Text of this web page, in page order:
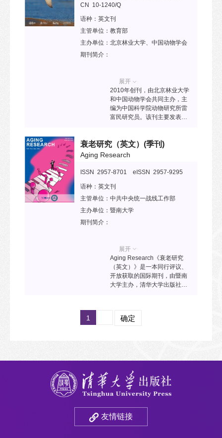
生提供前沿信息和学术资源。
作为一本多学科交叉的国际期
刊，AUDT 发表创新性和原创
性研究，涵盖超声、X射线、计
算机断层扫描（CT）、磁共振
涉及影像引导治疗、分子影
像、转化医学以及人工智能在
医学影像中的应用等领域的高
质量原创研究论文。 AUDT 的
发表内容包括原创论文、综述
文章、述评、专家共识、新技
动医学影像技术的创新与临床
转化。
先的航天动力学学术期刊。已
Scopus、CSCD等收录。
CN 10-1240/Q
语种： 英文刊
主管单位： 教育部
主办单位： 北京林业大学、中国动物学会
期刊简介：
展开
2010年创刊，由北京林业大学
和中国动物学会共同主办，主
编为中国科学院动物研究所雷
富民研究员。该刊主要发表鸟
Scopus、DOAJ、CSCD等收
录。2024年入选“中国科技期刊
刊项目。
衰老研究（英文） (季刊)
Aging Research
ISSN 2957-8701 eISSN 2957-9295
语种： 英文刊
主管单位： 中共中央统一战线工作部
主办单位： 暨南大学
期刊简介：
展开
Aging Research《衰老研究
（英文）》是一本同行评议、
开放获取的国际期刊，由暨南
大学主办，清华大学出版社
的原创研究成果，综述、展望
法，以此最大限度地发挥科学
和社会影响。
1 确定
友情链接